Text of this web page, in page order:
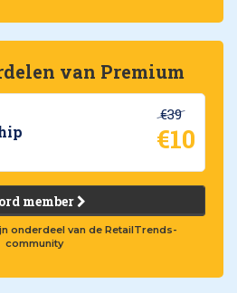
van Premium
€39
€10
member
onderdeel van de RetailTrends-
community